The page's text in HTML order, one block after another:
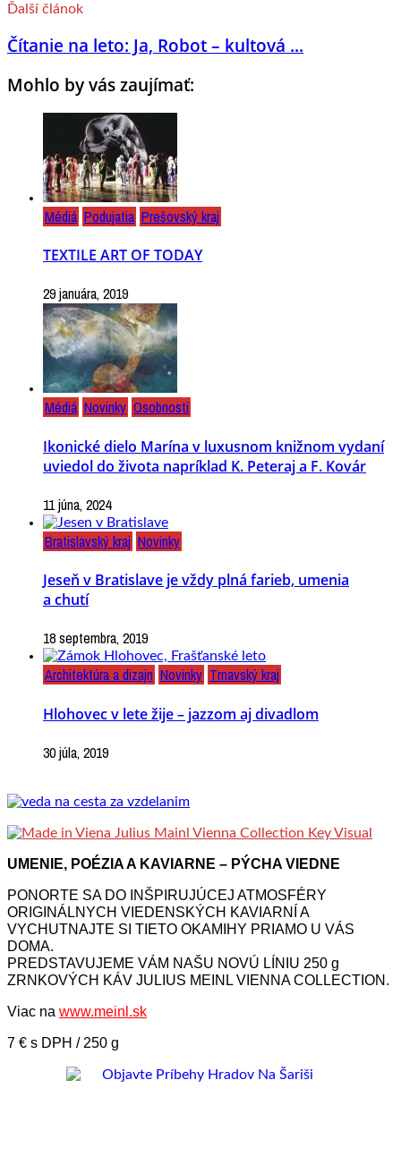
Ďalší článok
Čítanie na leto: Ja, Robot – kultová ...
Mohlo by vás zaujímať:
Médiá Podujatia Prešovský kraj
TEXTILE ART OF TODAY
29 januára, 2019
Médiá Novinky Osobnosti
Ikonické dielo Marína v luxusnom knižnom vydaní
uviedol do života napríklad K. Peteraj a F. Kovár
11 júna, 2024
Bratislavský kraj Novinky
Jeseň v Bratislave je vždy plná farieb, umenia
a chutí
18 septembra, 2019
Architektúra a dizajn Novinky Trnavský kraj
Hlohovec v lete žije – jazzom aj divadlom
30 júla, 2019
UMENIE, POÉZIA A KAVIARNE – PÝCHA VIEDNE
PONORTE SA DO INŠPIRUJÚCEJ ATMOSFÉRY
ORIGINÁLNYCH VIEDENSKÝCH KAVIARNÍ A
VYCHUTNAJTE SI TIETO OKAMIHY PRIAMO U VÁS
DOMA.
PREDSTAVUJEME VÁM NAŠU NOVÚ LÍNIU 250 g
ZRNKOVÝCH KÁV JULIUS MEINL VIENNA COLLECTION.
Viac na www.meinl.sk
7 € s DPH / 250 g